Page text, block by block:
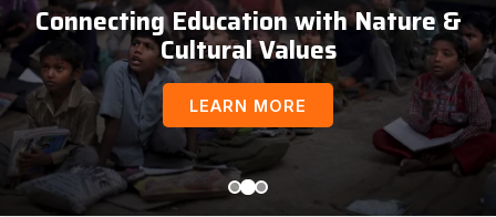
Connecting Education with Nature &
Cultural Values
LEARN MORE